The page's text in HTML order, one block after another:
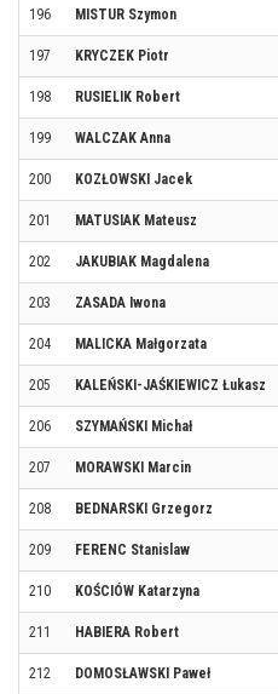
196 MISTUR Szymon
197 KRYCZEK Piotr
198 RUSIELIK Robert
199 WALCZAK Anna
200 KOZŁOWSKI Jacek
201 MATUSIAK Mateusz
202 JAKUBIAK Magdalena
203 ZASADA Iwona
204 MALICKA Małgorzata
205 KALEŃSKI-JAŚKIEWICZ Łukasz
206 SZYMAŃSKI Michał
207 MORAWSKI Marcin
208 BEDNARSKI Grzegorz
209 FERENC Stanislaw
210 KOŚCIÓW Katarzyna
211 HABIERA Robert
212 DOMOSŁAWSKI Paweł